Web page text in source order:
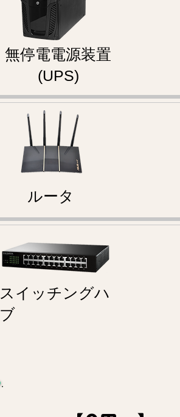
無停電電源装置
(UPS)
ルータ
スイッチングハ
ブ